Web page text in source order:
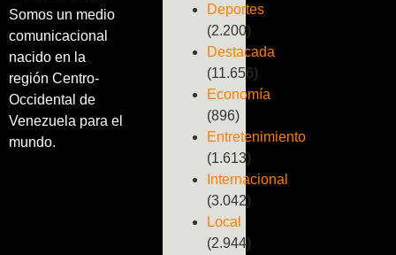
Somos un medio
comunicacional
nacido en la
región Centro-
Occidental de
Venezuela para el
mundo.
Deportes
(2.200)
Destacada
(11.656)
Economía
(896)
Entretenimiento
(1.613)
Internacional
(3.042)
Local
(2.944)